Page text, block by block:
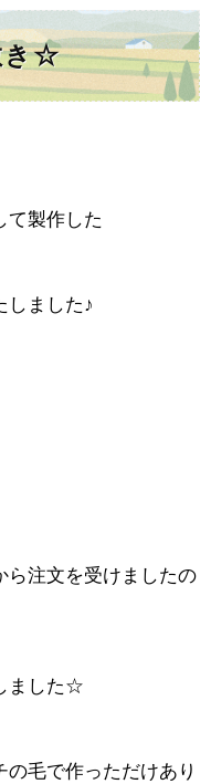
き☆
て製作した
しました♪
ら注文を受けましたの
ました☆
毛で作っただけあり